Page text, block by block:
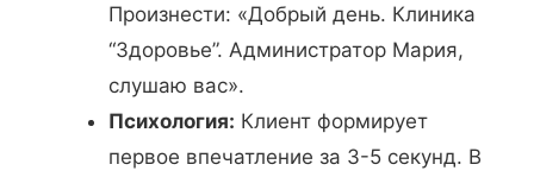
Произнести: «Добрый день. Клиника
“Здоровье”. Администратор Мария,
слушаю вас».
Психология: Клиент формирует
первое впечатление за 3-5 секунд. В